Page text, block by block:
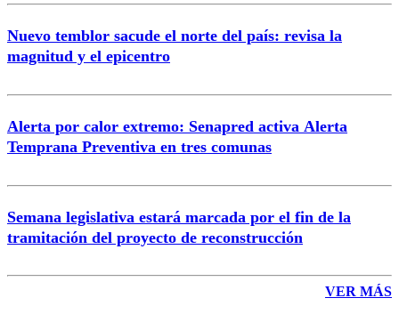
Nuevo temblor sacude el norte del país: revisa la
magnitud y el epicentro
Alerta por calor extremo: Senapred activa Alerta
Temprana Preventiva en tres comunas
Semana legislativa estará marcada por el fin de la
tramitación del proyecto de reconstrucción
VER MÁS